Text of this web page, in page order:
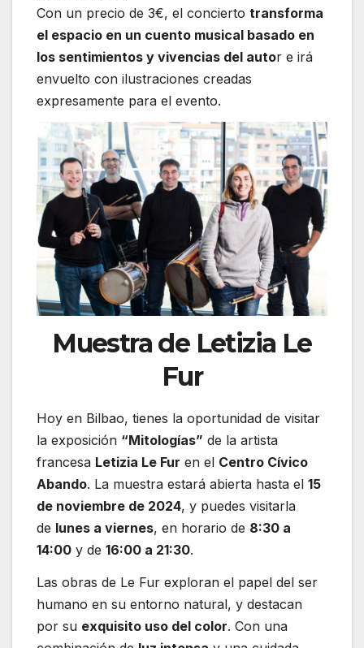
Con un precio de 3€, el concierto transforma
el espacio en un cuento musical basado en
los sentimientos y vivencias del autor e irá
envuelto con ilustraciones creadas
expresamente para el evento.
Muestra de Letizia Le
Fur
Hoy en Bilbao, tienes la oportunidad de visitar
la exposición “Mitologías” de la artista
francesa Letizia Le Fur en el Centro Cívico
Abando. La muestra estará abierta hasta el 15
de noviembre de 2024, y puedes visitarla
de lunes a viernes, en horario de 8:30 a
14:00 y de 16:00 a 21:30.
Las obras de Le Fur exploran el papel del ser
humano en su entorno natural, y destacan
por su exquisito uso del color. Con una